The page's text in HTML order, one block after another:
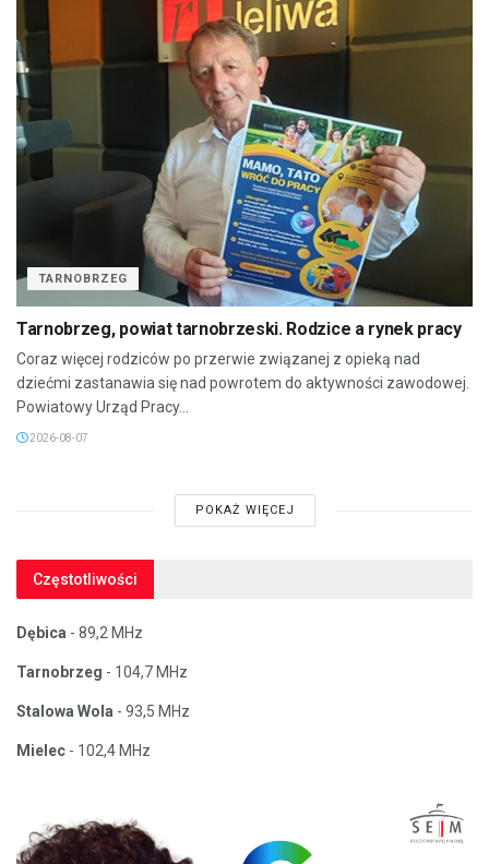
TARNOBRZEG
Tarnobrzeg, powiat tarnobrzeski. Rodzice a rynek pracy
Coraz więcej rodziców po przerwie związanej z opieką nad
dziećmi zastanawia się nad powrotem do aktywności zawodowej.
Powiatowy Urząd Pracy...
2026-08-07
POKAŻ WIĘCEJ
Częstotliwości
Dębica - 89,2 MHz
Tarnobrzeg - 104,7 MHz
Stalowa Wola - 93,5 MHz
Mielec - 102,4 MHz